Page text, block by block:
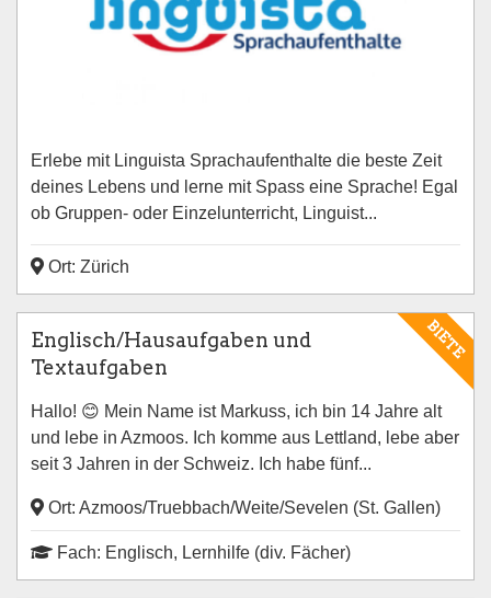
Erlebe mit Linguista Sprachaufenthalte die beste Zeit
deines Lebens und lerne mit Spass eine Sprache! Egal
ob Gruppen- oder Einzelunterricht, Linguist...
Ort: Zürich
BIETE
Englisch/Hausaufgaben und
Textaufgaben
Hallo! 😊 Mein Name ist Markuss, ich bin 14 Jahre alt
und lebe in Azmoos. Ich komme aus Lettland, lebe aber
seit 3 Jahren in der Schweiz. Ich habe fünf...
Ort: Azmoos/Truebbach/Weite/Sevelen (St. Gallen)
Fach: Englisch, Lernhilfe (div. Fächer)